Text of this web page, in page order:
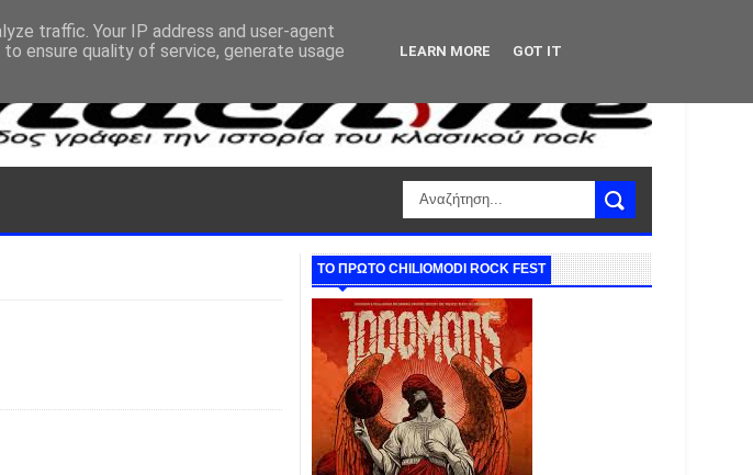
ΤΟ ΠΡΩΤΟ CHILIOMODI ROCK FEST
traffic. Your IP address and user-agent
ensure quality of service, generate usage
LEARN MORE GOT IT